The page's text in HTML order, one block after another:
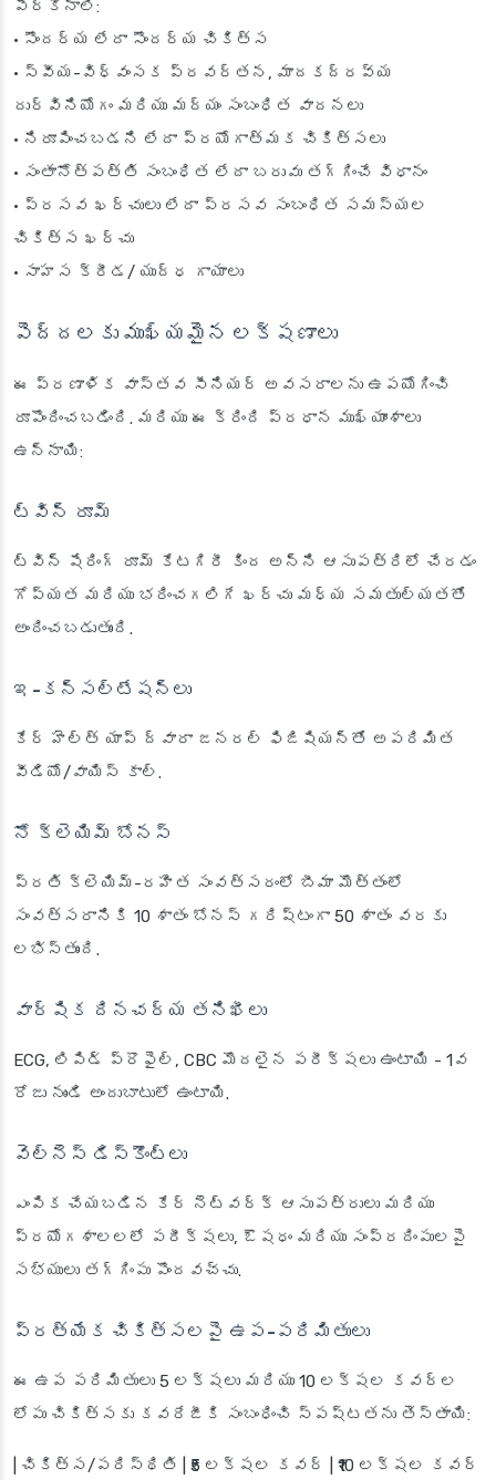
పేర్కొనాలి:
• సౌందర్య లేదా సౌందర్య చికిత్స
• స్వీయ-విధ్వంసక ప్రవర్తన, మాదకద్రవ్య
దుర్వినియోగం మరియు మద్యం సంబంధిత వాదనలు
• నిరూపించబడని లేదా ప్రయోగాత్మక చికిత్సలు
• సంతానోత్పత్తి సంబంధిత లేదా బరువు తగ్గించే విధానం
• ప్రసవ ఖర్చులు లేదా ప్రసవ సంబంధిత సమస్యల
చికిత్స ఖర్చు
• సాహస క్రీడ/ యుద్ధ గాయాలు
పెద్దలకు ముఖ్యమైన లక్షణాలు
ఈ ప్రణాళిక వాస్తవ సీనియర్ అవసరాలను ఉపయోగించి
రూపొందించబడింది. మరియు ఈ క్రింది ప్రధాన ముఖ్యాంశాలు
ఉన్నాయి:
ట్విన్ రూమ్
ట్విన్ షేరింగ్ రూమ్ కేటగిరీ కింద అన్ని ఆసుపత్రిలో చేరడం
గోప్యత మరియు భరించగలిగే ఖర్చు మధ్య సమతుల్యతతో
అందించబడుతుంది.
ఇ-కన్సల్టేషన్లు
కేర్ హెల్త్ యాప్ ద్వారా జనరల్ ఫిజిషియన్‌తో అపరిమిత
వీడియో/వాయిస్ కాల్.
నో క్లెయిమ్ బోనస్
ప్రతి క్లెయిమ్-రహిత సంవత్సరంలో బీమా మొత్తంలో
సంవత్సరానికి 10 శాతం బోనస్ గరిష్టంగా 50 శాతం వరకు
లభిస్తుంది.
వార్షిక దినచర్య తనిఖీలు
ECG, లిపిడ్ ప్రొఫైల్, CBC మొదలైన పరీక్షలు ఉంటాయి - 1వ
రోజు నుండి అందుబాటులో ఉంటాయి.
వెల్నెస్ డిస్కౌంట్లు
ఎంపిక చేయబడిన కేర్ నెట్‌వర్క్ ఆసుపత్రులు మరియు
ప్రయోగశాలలలో పరీక్షలు, ఔషధం మరియు సంప్రదింపులపై
సభ్యులు తగ్గింపు పొందవచ్చు.
ప్రత్యేక చికిత్సలపై ఉప-పరిమితులు
ఈ ఉప పరిమితులు 5 లక్షలు మరియు 10 లక్షల కవర్ల
లోపు చికిత్సకు కవరేజీకి సంబంధించి స్పష్టతను తెస్తాయి:
| చికిత్స/పరిస్థితి | ₹5 లక్షల కవర్ | ₹10 లక్షల కవర్